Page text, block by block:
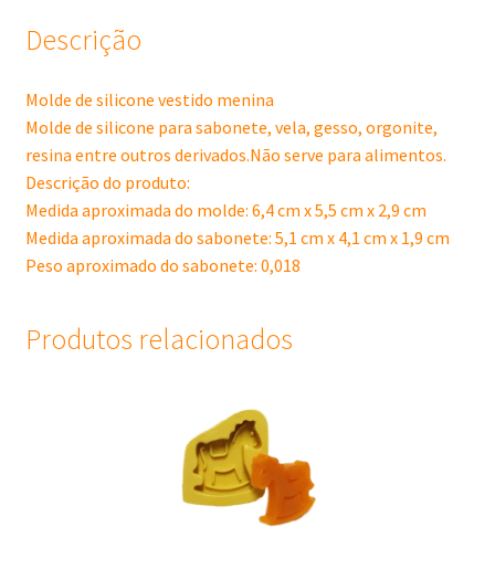
Descrição
Molde de silicone vestido menina
Molde de silicone para sabonete, vela, gesso, orgonite,
resina entre outros derivados.Não serve para alimentos.
Descrição do produto:
Medida aproximada do molde: 6,4 cm x 5,5 cm x 2,9 cm
Medida aproximada do sabonete: 5,1 cm x 4,1 cm x 1,9 cm
Peso aproximado do sabonete: 0,018
Produtos relacionados